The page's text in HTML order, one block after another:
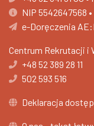
NIP 5542647568
e-Doręczenia
Centrum Rekrutacji i
+48 52 389 28 11
502 593 516
Deklaracja